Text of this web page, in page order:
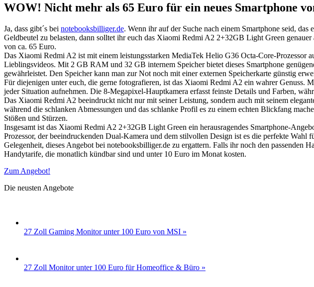
WOW! Nicht mehr als 65 Euro für ein neues Smartphone
Ja, dass gibt´s bei notebooksbilliger.de. Wenn ihr auf der Suche nach einem Smartphone seid,
Geldbeutel zu belasten, dann solltet ihr euch das Xiaomi Redmi A2 2+32GB Light Green
von ca. 65 Euro.
Das Xiaomi Redmi A2 ist mit einem leistungsstarken MediaTek Helio G36 Octa-Core-Prozessor
Lieblingsvideos. Mit 2 GB RAM und 32 GB internem Speicher bietet dieses Smartphone
gewährleistet. Den Speicher kann man zur Not noch mit einer externen Speicherkarte günstig
Für diejenigen unter euch, die gerne fotografieren, ist das Xiaomi Redmi A2 ein wahrer Genuss.
jeder Situation aufnehmen. Die 8-Megapixel-Hauptkamera erfasst feinste Details und Farben,
Das Xiaomi Redmi A2 beeindruckt nicht nur mit seiner Leistung, sondern auch mit seinem
während die schlanken Abmessungen und das schlanke Profil es zu einem echten Blickfang
Stößen und Stürzen.
Insgesamt ist das Xiaomi Redmi A2 2+32GB Light Green ein herausragendes Smartphone-
Prozessor, der beeindruckenden Dual-Kamera und dem stilvollen Design ist es die perfekte
Gelegenheit, dieses Angebot bei notebooksbilliger.de zu ergattern. Falls ihr noch den passenden
Handytarife, die monatlich kündbar sind und unter 10 Euro im Monat kosten.
Zum Angebot!
Die neusten Angebote
27 Zoll Gaming Monitor unter 100 Euro von MSI »
27 Zoll Monitor unter 100 Euro für Homeoffice & Büro »